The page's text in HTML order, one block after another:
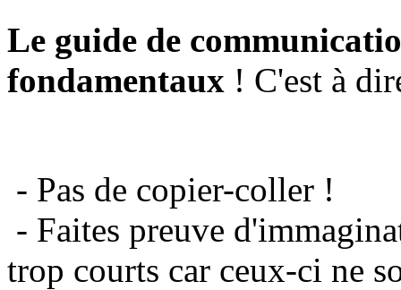
Le guide de
fondamentaux ! C'est à
- Pas de copier-coller !
- Faites preuve
trop courts car ceux-ci ne